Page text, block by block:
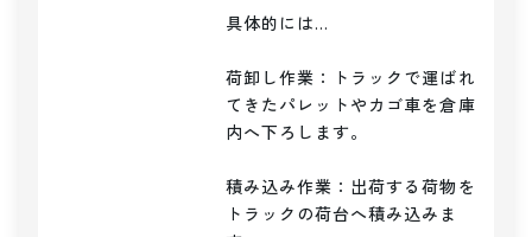
具体的には…
荷卸し作業：トラックで運ばれ
てきたパレットやカゴ車を倉庫
内へ下ろします。
積み込み作業：出荷する荷物を
トラックの荷台へ積み込みま